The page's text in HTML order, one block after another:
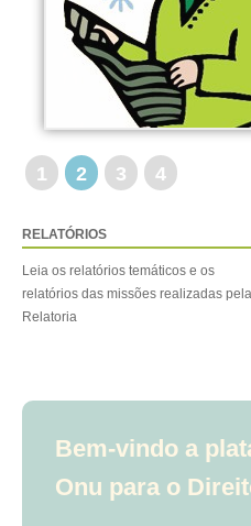
1 2 3 4
RELATÓRIOS
Leia os relatórios temáticos e os
relatórios das missões realizadas pela
Relatoria
Bem-vindo a
Onu para o